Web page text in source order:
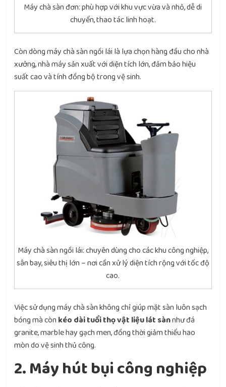
Máy chà sàn đơn: phù hợp với khu vực vừa và nhỏ, dễ di
chuyển, thao tác linh hoạt.
Còn dòng máy chà sàn ngồi lái là lựa chọn hàng đầu cho nhà
xưởng, nhà máy sản xuất với diện tích lớn, đảm bảo hiệu
suất cao và tính đồng bộ trong vệ sinh.
Máy chà sàn ngồi lái: chuyên dùng cho các khu công nghiệp,
sân bay, siêu thị lớn – nơi cần xử lý diện tích rộng với tốc độ
cao.
Việc sử dụng máy chà sàn không chỉ giúp mặt sàn luôn sạch
bóng mà còn kéo dài tuổi thọ vật liệu lát sànnhư đá
granite, marble hay gạch men, đồng thời giảm thiểu hao
mòn do vệ sinh thủ công.
2. Máy hút bụi công nghiệp